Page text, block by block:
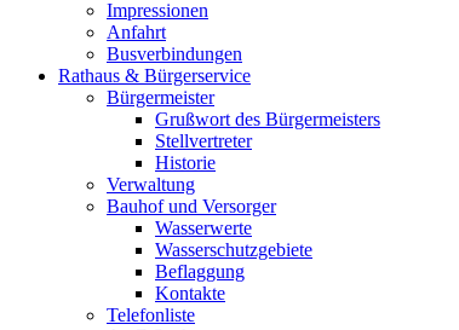
Impressionen
Anfahrt
Busverbindungen
Rathaus & Bürgerservice
Bürgermeister
Grußwort des Bürgermeisters
Stellvertreter
Historie
Verwaltung
Bauhof und Versorger
Wasserwerte
Wasserschutzgebiete
Beflaggung
Kontakte
Telefonliste